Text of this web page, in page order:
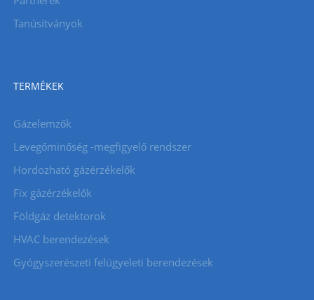
Tanúsítványok
TERMÉKEK
Gázelemzők
Levegőminőség -megfigyelő rendszer
Hordozható gázérzékelők
Fix gázérzékelők
Földgáz detektorok
HVAC berendezések
Gyógyszerészeti felügyeleti berendezések